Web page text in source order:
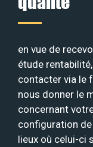
en vue de
étude
contacter via le
nous donner le
concernant
configuration
lieux où celui-ci